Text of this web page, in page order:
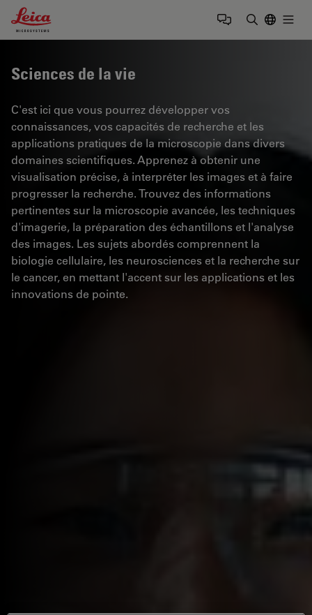
Leica Microsystems Logo
Sciences de la vie
C'est ici que vous pourrez développer vos
connaissances, vos capacités de recherche et les
applications pratiques de la microscopie dans divers
domaines scientifiques. Apprenez à obtenir une
visualisation précise, à interpréter les images et à faire
progresser la recherche. Trouvez des informations
pertinentes sur la microscopie avancée, les techniques
d'imagerie, la préparation des échantillons et l'analyse
des images. Les sujets abordés comprennent la
biologie cellulaire, les neurosciences et la recherche sur
le cancer, en mettant l'accent sur les applications et les
innovations de pointe.